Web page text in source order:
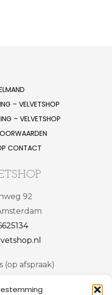
– VELVETSHOP
– VELVETSHOP
CONTACT
92
(op afspraak)